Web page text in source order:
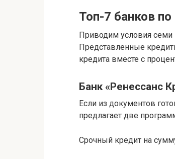
Топ-7 банков
Приводим условия семи
Представленные
кредита вместе с
Банк «Ренессанс
Если из документов
предлагает две
Срочный кредит на